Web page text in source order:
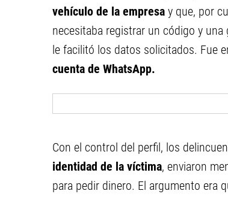
vehículo de la empresa y que, por
necesitaba registrar un código y
le facilitó los datos solicitados. Fue
cuenta de WhatsApp.
Con el control del perfil, los
identidad de la víctima, enviaron
para pedir dinero. El argumento era